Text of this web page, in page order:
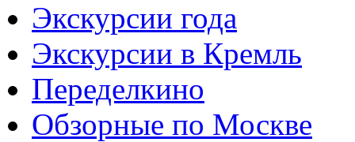
Экскурсии года
Экскурсии в Кремль
Переделкино
Обзорные по Москве